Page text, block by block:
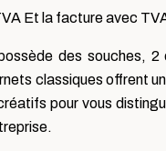
Et la facture avec
des souches,
classiques offrent
pour vous